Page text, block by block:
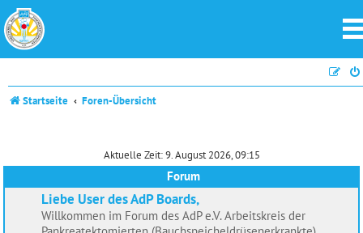
Startseite Foren-Übersicht
Aktuelle Zeit: 9. August 2026, 09:15
Forum
Liebe User des AdP Boards,
Willkommen im Forum des AdP e.V. Arbeitskreis der